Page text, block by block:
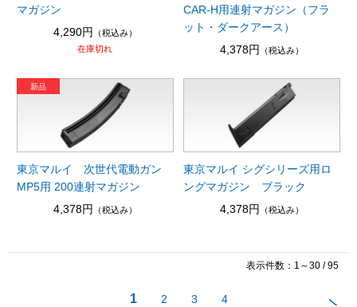
マガジン
4,290円
（税込み）
在庫切れ
CAR-H用連射マガジン（フラ
ット・ダークアース）
4,378円
（税込み）
東京マルイ 次世代電動ガン
MP5用 200連射マガジン
4,378円
（税込み）
東京マルイ シグシリーズ用ロ
ングマガジン ブラック
4,378円
（税込み）
表示件数：1～30 / 95
1 2 3 4